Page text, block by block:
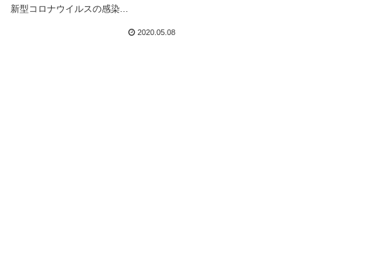
でかき消された立憲の闇を暴
新型コロナウイルスの感染...
2020.05.08